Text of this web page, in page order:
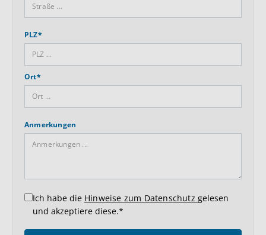
PLZ*
Ort*
Anmerkungen
Ich habe die Hinweise zum Datenschutz gelesen
und akzeptiere diese.*